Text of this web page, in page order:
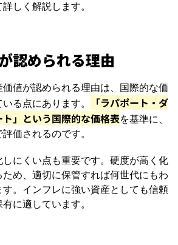
しく解説します。
認められる理由
値が認められる理由は、国際的な価
る点にあります。
「ラパポート・ダ
」という国際的な価格表を基準に、
価されるのです。
にくい点も重要です。硬度が高く化
め、適切に保管すれば何世代にもわ
。インフレに強い資産としても信頼
に適しています。